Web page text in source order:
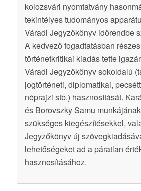
kolozsvári nyomtatvány
tekintélyes tudományos
Váradi Jegyzőkönyv időrendbe
A kedvező fogadtatásban
történetkritikai kiadás tette
Váradi Jegyzőkönyv sokoldalú
jogtörténeti, diplomatikai,
néprajzi stb.) hasznosítását.
és Borovszky Samu
szükséges kiegészítésekkel,
Jegyzőkönyv új
lehetőségeket ad a páratlan
hasznosításához.